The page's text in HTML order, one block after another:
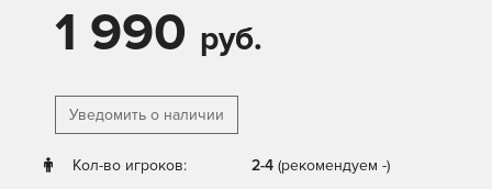
1 990 руб.
Уведомить о наличии
Кол-во игроков: 2-4 (рекомендуем -)